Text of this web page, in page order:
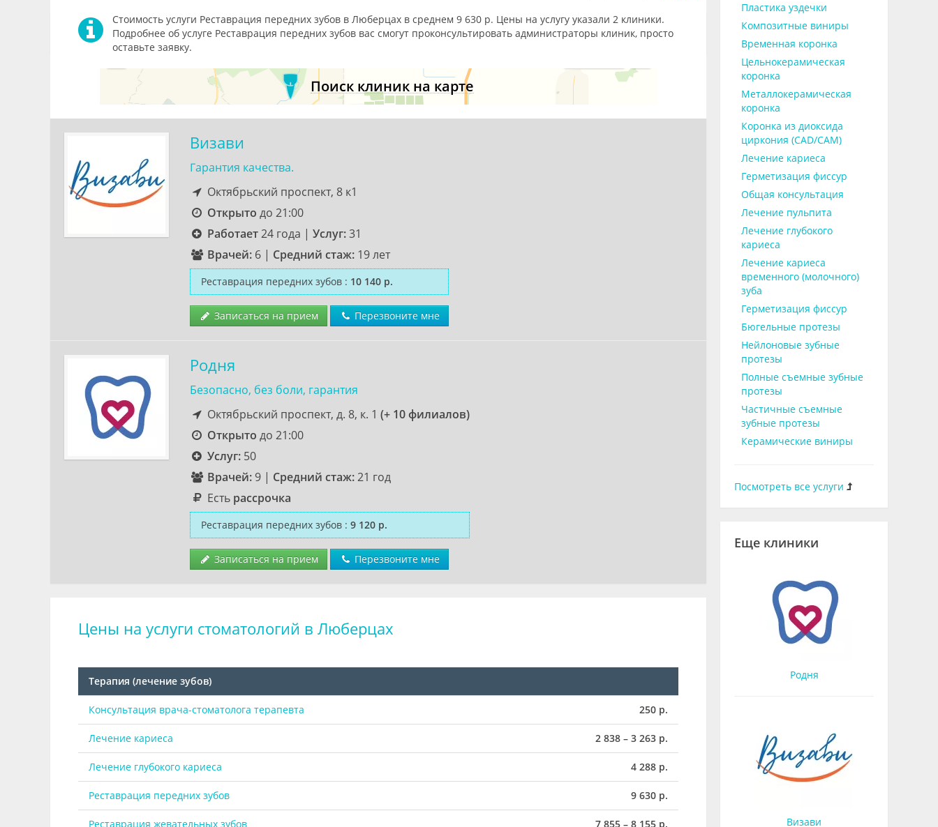
Стоимость услуги Реставрация передних зубов в Люберцах в среднем 9 630 р. Цены на услугу указали 2 клиники.
Подробнее об услуге Реставрация передних зубов вас смогут проконсультировать администраторы клиник, просто
оставьте заявку.
Поиск клиник на карте
Визави
Гарантия качества.
Октябрьский проспект, 8 к1
Открыто до 21:00
Работает24 года | Услуг:31
Врачей:6 | Средний стаж:19 лет
Реставрация передних зубов : 10 140 р.
Записаться на прием Перезвоните мне
Родня
Безопасно, без боли, гарантия
Октябрьский проспект, д. 8, к. 1 (+ 10 филиалов)
Открыто до 21:00
Услуг:50
Врачей:9 | Средний стаж:21 год
Есть рассрочка
Реставрация передних зубов : 9 120 р.
Записаться на прием Перезвоните мне
Цены на услуги стоматологий в Люберцах
Терапия (лечение зубов)
Консультация врача-стоматолога терапевта 250 р.
Лечение кариеса 2 838 – 3 263 р.
Лечение глубокого кариеса 4 288 р.
Реставрация передних зубов 9 630 р.
Реставрация жевательных зубов 7 855 – 8 155 р.
Пластика уздечки
Композитные виниры
Временная коронка
Цельнокерамическая
коронка
Металлокерамическая
коронка
Коронка из диоксида
циркония (CAD/CAM)
Лечение кариеса
Герметизация фиссур
Общая консультация
Лечение пульпита
Лечение глубокого
кариеса
Лечение кариеса
временного (молочного)
зуба
Герметизация фиссур
Бюгельные протезы
Нейлоновые зубные
протезы
Полные съемные зубные
протезы
Частичные съемные
зубные протезы
Керамические виниры
Посмотреть все услуги
Еще клиники
Родня
Визави